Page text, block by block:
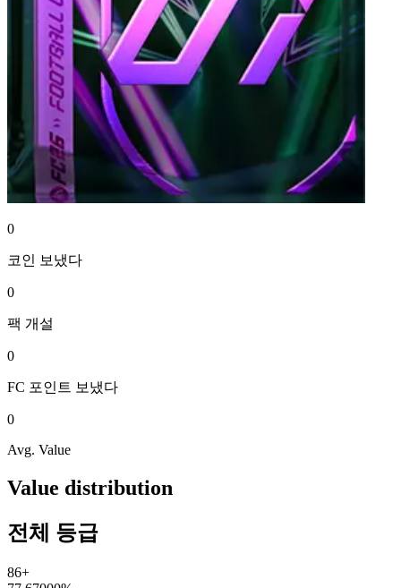
0
코인 보냈다
0
팩 개설
0
FC 포인트 보냈다
0
Avg. Value
Value distribution
전체 등급
86+